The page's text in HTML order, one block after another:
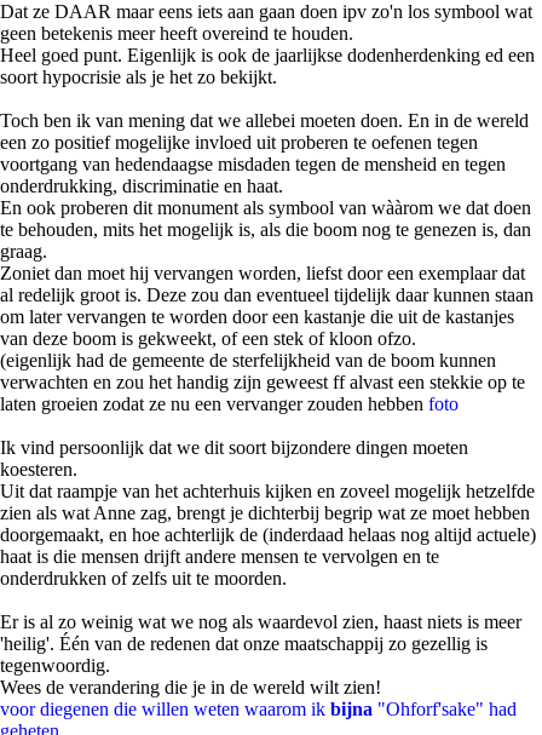
Dat ze DAAR maar eens iets aan gaan doen ipv zo'n los symbool wat
geen betekenis meer heeft overeind te houden.
Heel goed punt. Eigenlijk is ook de jaarlijkse dodenherdenking ed een
soort hypocrisie als je het zo bekijkt.
Toch ben ik van mening dat we allebei moeten doen. En in de wereld
een zo positief mogelijke invloed uit proberen te oefenen tegen
voortgang van hedendaagse misdaden tegen de mensheid en tegen
onderdrukking, discriminatie en haat.
En ook proberen dit monument als symbool van wààrom we dat doen
te behouden, mits het mogelijk is, als die boom nog te genezen is, dan
graag.
Zoniet dan moet hij vervangen worden, liefst door een exemplaar dat
al redelijk groot is. Deze zou dan eventueel tijdelijk daar kunnen staan
om later vervangen te worden door een kastanje die uit de kastanjes
van deze boom is gekweekt, of een stek of kloon ofzo.
(eigenlijk had de gemeente de sterfelijkheid van de boom kunnen
verwachten en zou het handig zijn geweest ff alvast een stekkie op te
laten groeien zodat ze nu een vervanger zouden hebben foto
Ik vind persoonlijk dat we dit soort bijzondere dingen moeten
koesteren.
Uit dat raampje van het achterhuis kijken en zoveel mogelijk hetzelfde
zien als wat Anne zag, brengt je dichterbij begrip wat ze moet hebben
doorgemaakt, en hoe achterlijk de (inderdaad helaas nog altijd actuele)
haat is die mensen drijft andere mensen te vervolgen en te
onderdrukken of zelfs uit te moorden.
Er is al zo weinig wat we nog als waardevol zien, haast niets is meer
'heilig'. Één van de redenen dat onze maatschappij zo gezellig is
tegenwoordig.
Wees de verandering die je in de wereld wilt zien!
voor diegenen die willen weten waarom ik bijna "Ohforf'sake" had
geheten